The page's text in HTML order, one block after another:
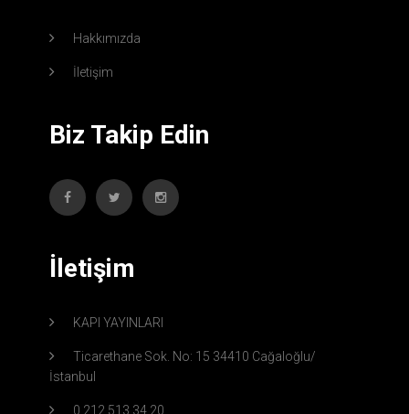
Hakkımızda
İletişim
Biz Takip Edin
İletişim
KAPI YAYINLARI
Ticarethane Sok. No: 15 34410 Cağaloğlu/
İstanbul
0 212 513 34 20